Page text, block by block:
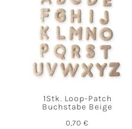
1Stk. Loop-Patch
Buchstabe Beige
0,70€